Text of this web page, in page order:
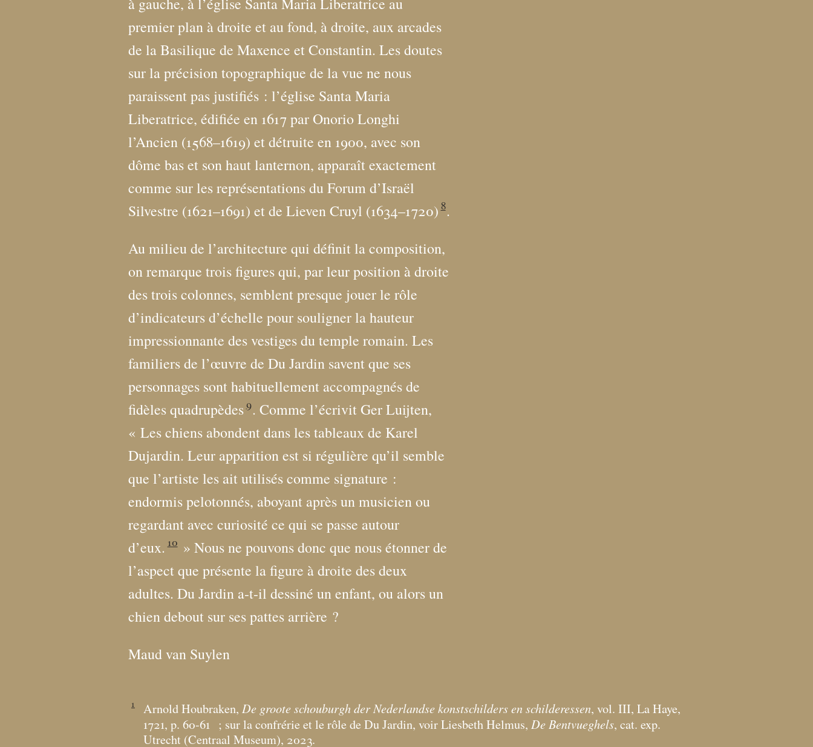
premier plan à droite et au fond, à droite, aux arcades
de la Basilique de Maxence et Constantin. Les doutes
sur la précision topographique de la vue ne nous
paraissent pas justifiés : l’église Santa Maria
Liberatrice, édifiée en 1617 par Onorio Longhi
l’Ancien (1568–1619) et détruite en 1900, avec son
dôme bas et son haut lanternon, apparaît exactement
comme sur les représentations du Forum d’Israël
Silvestre (1621–1691) et de Lieven Cruyl (1634–1720) 8.
Au milieu de l’architecture qui définit la composition,
on remarque trois figures qui, par leur position à droite
des trois colonnes, semblent presque jouer le rôle
d’indicateurs d’échelle pour souligner la hauteur
impressionnante des vestiges du temple romain. Les
familiers de l’œuvre de Du Jardin savent que ses
personnages sont habituellement accompagnés de
fidèles quadrupèdes9. Comme l’écrivit Ger Luijten,
« Les chiens abondent dans les tableaux de Karel
Dujardin. Leur apparition est si régulière qu’il semble
que l’artiste les ait utilisés comme signature :
endormis pelotonnés, aboyant après un musicien ou
regardant avec curiosité ce qui se passe autour
d’eux. 10 » Nous ne pouvons donc que nous étonner de
l’aspect que présente la figure à droite des deux
adultes. Du Jardin a-t-il dessiné un enfant, ou alors un
chien debout sur ses pattes arrière ?
Maud van Suylen
1 Arnold Houbraken, De groote schouburgh der Nederlandse konstschilders en schilderessen, vol. III, La Haye,
1721, p. 60-61 ; sur la confrérie et le rôle de Du Jardin, voir Liesbeth Helmus, De Bentvueghels, cat. exp.
Utrecht (Centraal Museum), 2023.